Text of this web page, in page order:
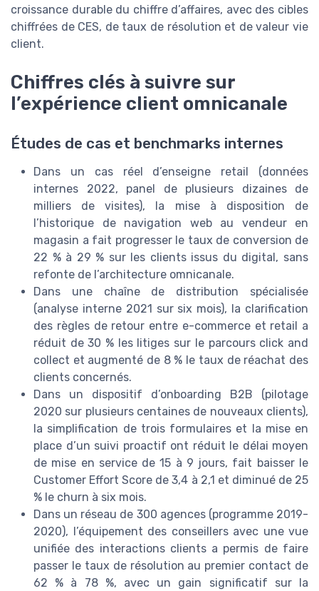
croissance durable du chiffre d’affaires, avec des cibles
chiffrées de CES, de taux de résolution et de valeur vie
client.
Chiffres clés à suivre sur
l’expérience client omnicanale
Études de cas et benchmarks internes
Dans un cas réel d’enseigne retail (données
internes 2022, panel de plusieurs dizaines de
milliers de visites), la mise à disposition de
l’historique de navigation web au vendeur en
magasin a fait progresser le taux de conversion de
22 % à 29 % sur les clients issus du digital, sans
refonte de l’architecture omnicanale.
Dans une chaîne de distribution spécialisée
(analyse interne 2021 sur six mois), la clarification
des règles de retour entre e-commerce et retail a
réduit de 30 % les litiges sur le parcours click and
collect et augmenté de 8 % le taux de réachat des
clients concernés.
Dans un dispositif d’onboarding B2B (pilotage
2020 sur plusieurs centaines de nouveaux clients),
la simplification de trois formulaires et la mise en
place d’un suivi proactif ont réduit le délai moyen
de mise en service de 15 à 9 jours, fait baisser le
Customer Effort Score de 3,4 à 2,1 et diminué de 25
% le churn à six mois.
Dans un réseau de 300 agences (programme 2019-
2020), l’équipement des conseillers avec une vue
unifiée des interactions clients a permis de faire
passer le taux de résolution au premier contact de
62 % à 78 %, avec un gain significatif sur la